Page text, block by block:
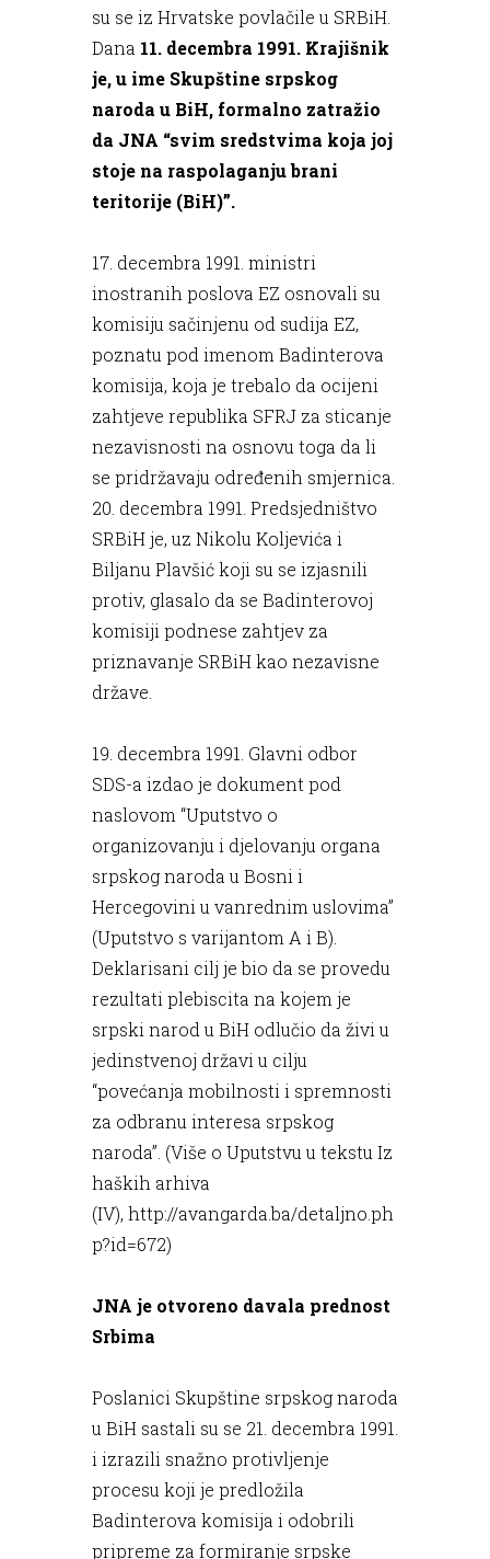
su se iz Hrvatske povlačile u SRBiH.
Dana 11. decembra 1991. Krajišnik
je, u ime Skupštine srpskog
naroda u BiH, formalno zatražio
da JNA “svim sredstvima koja joj
stoje na raspolaganju brani
teritorije (BiH)”.
17. decembra 1991. ministri
inostranih poslova EZ osnovali su
komisiju sačinjenu od sudija EZ,
poznatu pod imenom Badinterova
komisija, koja je trebalo da ocijeni
zahtjeve republika SFRJ za sticanje
nezavisnosti na osnovu toga da li
se pridržavaju određenih smjernica.
20. decembra 1991. Predsjedništvo
SRBiH je, uz Nikolu Koljevića i
Biljanu Plavšić koji su se izjasnili
protiv, glasalo da se Badinterovoj
komisiji podnese zahtjev za
priznavanje SRBiH kao nezavisne
države.
19. decembra 1991. Glavni odbor
SDS-a izdao je dokument pod
naslovom “Uputstvo o
organizovanju i djelovanju organa
srpskog naroda u Bosni i
Hercegovini u vanrednim uslovima”
(Uputstvo s varijantom A i B).
Deklarisani cilj je bio da se provedu
rezultati plebiscita na kojem je
srpski narod u BiH odlučio da živi u
jedinstvenoj državi u cilju
“povećanja mobilnosti i spremnosti
za odbranu interesa srpskog
naroda”. (Više o Uputstvu u tekstu Iz
haških arhiva
(IV), http://avangarda.ba/detaljno.ph
p?id=672)
JNA je otvoreno davala prednost
Srbima
Poslanici Skupštine srpskog naroda
u BiH sastali su se 21. decembra 1991.
i izrazili snažno protivljenje
procesu koji je predložila
Badinterova komisija i odobrili
pripreme za formiranje srpske